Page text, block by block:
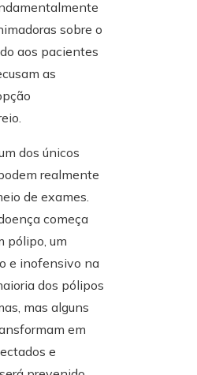
sobre o
aos pacientes
as
dos únicos
realmente
de exames.
começa
pólipo, um
e inofensivo na
dos pólipos
mas alguns
em
e